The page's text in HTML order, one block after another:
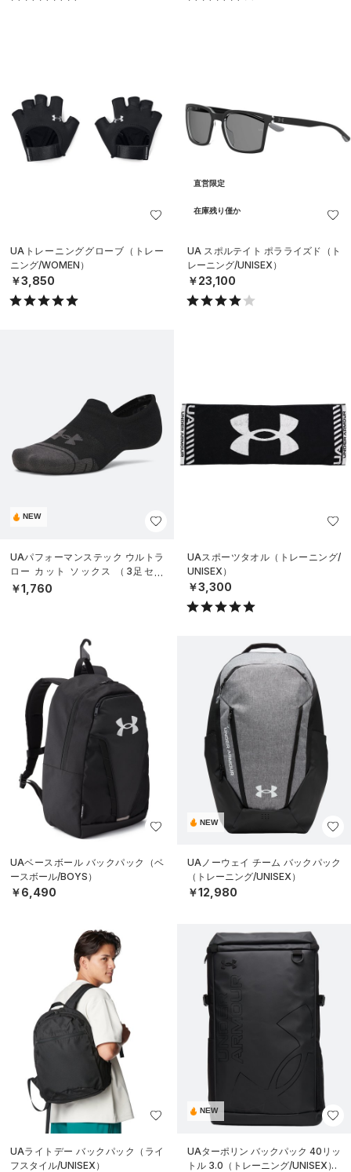
UAトレーニンググローブ（トレー
ニング/WOMEN）
￥3,850
直営限定
在庫残り僅か
UA スポルテイト ポラライズド（ト
レーニング/UNISEX）
￥23,100
NEW
UAパフォーマンステック ウルトラ
ロー カット ソックス （3足セッ
ト）（トレーニング/UNISEX）
￥1,760
UAスポーツタオル（トレーニング/
UNISEX）
￥3,300
UAベースボール バックパック（ベ
ースボール/BOYS）
￥6,490
NEW
UAノーウェイ チーム バックパック
（トレーニング/UNISEX）
￥12,980
UAライトデー バックパック（ライ
フスタイル/UNISEX）
NEW
UAターポリン バックパック 40リッ
トル 3.0（トレーニング/UNISEX）